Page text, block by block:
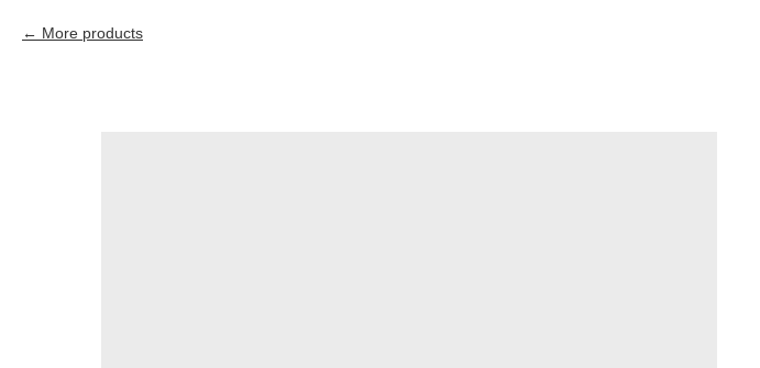
More products